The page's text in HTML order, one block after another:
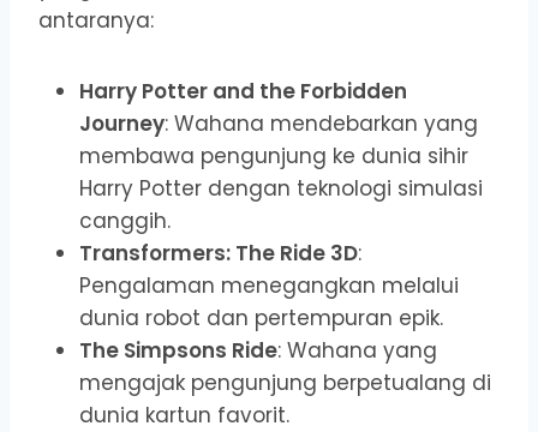
antaranya:
Harry Potter and the Forbidden
Journey: Wahana mendebarkan yang
membawa pengunjung ke dunia sihir
Harry Potter dengan teknologi simulasi
canggih.
Transformers: The Ride 3D:
Pengalaman menegangkan melalui
dunia robot dan pertempuran epik.
The Simpsons Ride: Wahana yang
mengajak pengunjung berpetualang di
dunia kartun favorit.